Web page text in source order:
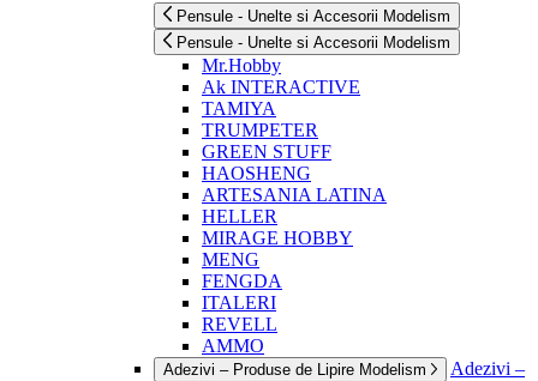
Pensule - Unelte si Accesorii Modelism
Pensule - Unelte si Accesorii Modelism
Mr.Hobby
Ak INTERACTIVE
TAMIYA
TRUMPETER
GREEN STUFF
HAOSHENG
ARTESANIA LATINA
HELLER
MIRAGE HOBBY
MENG
FENGDA
ITALERI
REVELL
AMMO
Adezivi – Produse de Lipire Modelism
Adezivi –